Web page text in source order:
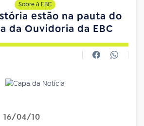
Sobre a EBC
estão na pauta do
da Ouvidoria da EBC
16/04/10